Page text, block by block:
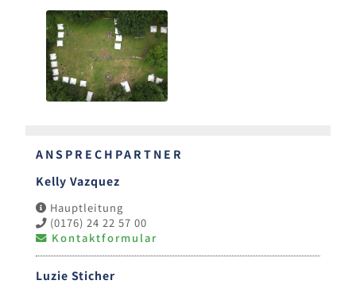
ANSPRECHPARTNER
Kelly Vazquez
Hauptleitung
(0176) 24 22 57 00
Kontaktformular
Luzie Sticher